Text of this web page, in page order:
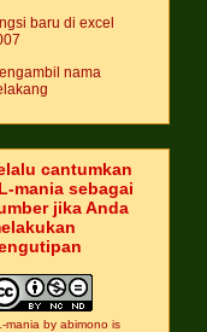
baru di excel
nama
cantumkan
mania sebagai
jika Anda
mania by abimono is